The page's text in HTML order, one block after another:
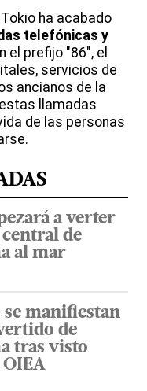
ha acabado
telefónicas y
el prefijo "86", el
servicios de
ancianos de la
llamadas
de las personas
a verter
central de
al mar
se manifiestan
de
tras visto